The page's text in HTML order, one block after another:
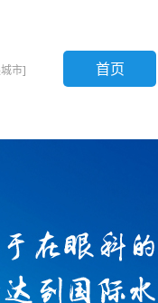
市] 首页